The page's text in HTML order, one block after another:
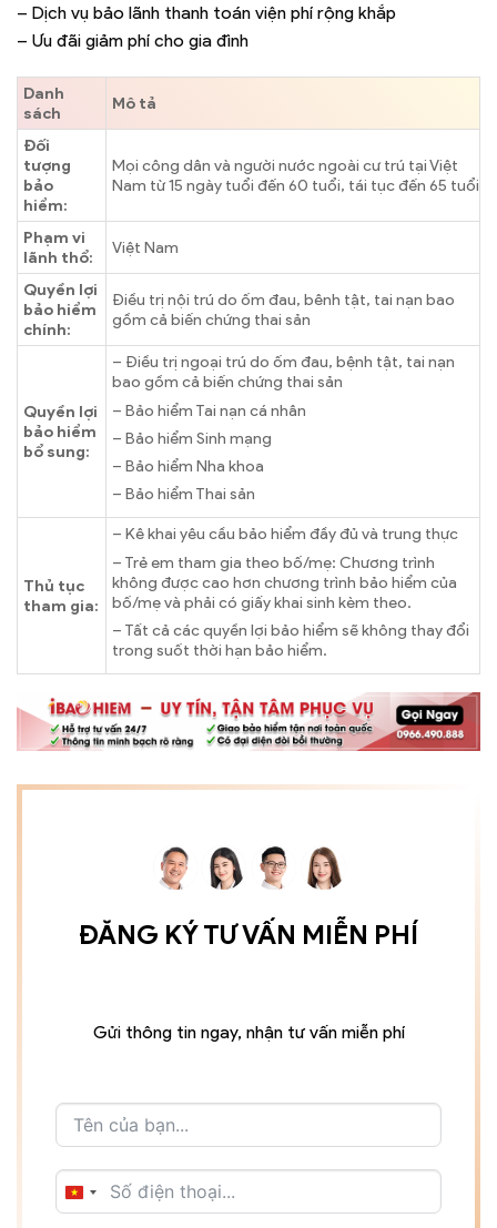
– Dịch vụ bảo lãnh thanh toán viện phí rộng khắp
– Ưu đãi giảm phí cho gia đình
Danh
sách
Mô tả
Đối
tượng
bảo
hiểm:
Mọi công dân và người nước ngoài cư trú tại Việt
Nam từ 15 ngày tuổi đến 60 tuổi, tái tục đến 65 tuổi
Phạm vi
lãnh thổ:
Việt Nam
Quyền lợi
bảo hiểm
chính:
Điều trị nội trú do ốm đau, bênh tật, tai nạn bao
gồm cả biến chứng thai sản
Quyền lợi
bảo hiểm
bổ sung:
– Điều trị ngoại trú do ốm đau, bệnh tật, tai nạn
bao gồm cả biến chứng thai sản
– Bảo hiểm Tai nạn cá nhân
– Bảo hiểm Sinh mạng
– Bảo hiểm Nha khoa
– Bảo hiểm Thai sản
Thủ tục
tham gia:
– Kê khai yêu cầu bảo hiểm đầy đủ và trung thực
– Trẻ em tham gia theo bố/mẹ: Chương trình
không được cao hơn chương trình bảo hiểm của
bố/mẹ và phải có giấy khai sinh kèm theo.
– Tất cả các quyền lợi bảo hiểm sẽ không thay đổi
trong suốt thời hạn bảo hiểm.
ĐĂNG KÝ TƯ VẤN MIỄN PHÍ
Gửi thông tin ngay, nhận tư vấn miễn phí
VIETNAM